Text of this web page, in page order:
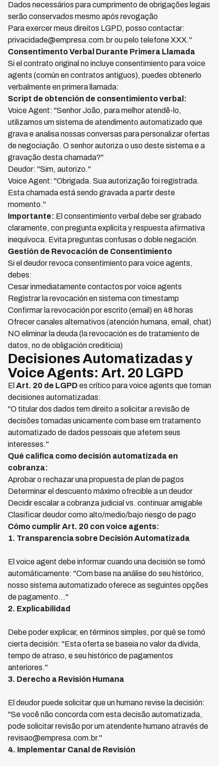
Dados necessários para cumprimento de obrigações legais
serão conservados mesmo após revogação
Para exercer meus direitos LGPD, posso contactar:
privacidade@empresa.com.br ou pelo telefone XXX."
Consentimento Verbal Durante Primera Llamada
Si el contrato original no incluye consentimiento para voice
agents (común en contratos antiguos), puedes obtenerlo
verbalmente en primera llamada:
Script de obtención de consentimiento verbal:
Voice Agent: "Senhor João, para melhor atendê-lo,
utilizamos um sistema de atendimento automatizado que
grava e analisa nossas conversas para personalizar ofertas
de negociação. O senhor autoriza o uso deste sistema e a
gravação desta chamada?"
Deudor: "Sim, autorizo."
Voice Agent: "Obrigada. Sua autorização foi registrada.
Esta chamada está sendo gravada a partir deste
momento."
Importante: El consentimiento verbal debe ser grabado
claramente, con pregunta explícita y respuesta afirmativa
inequívoca. Evita preguntas confusas o doble negación.
Gestión de Revocación de Consentimiento
Si el deudor revoca consentimiento para voice agents,
debes:
Cesar inmediatamente contactos por voice agents
Registrar la revocación en sistema con timestamp
Confirmar la revocación por escrito (email) en 48 horas
Ofrecer canales alternativos (atención humana, email, chat)
NO eliminar la deuda (la revocación es de tratamiento de
datos, no de obligación crediticia)
Decisiones Automatizadas y
Voice Agents: Art. 20 LGPD
El Art. 20 de LGPD es crítico para voice agents que toman
decisiones automatizadas:
"O titular dos dados tem direito a solicitar a revisão de
decisões tomadas unicamente com base em tratamento
automatizado de dados pessoais que afetem seus
interesses."
Qué califica como decisión automatizada en
cobranza:
Aprobar o rechazar una propuesta de plan de pagos
Determinar el descuento máximo ofrecible a un deudor
Decidir escalar a cobranza judicial vs. continuar amigable
Clasificar deudor como alto/medio/bajo riesgo de pago
Cómo cumplir Art. 20 con voice agents:
1. Transparencia sobre Decisión Automatizada
El voice agent debe informar cuando una decisión se tomó
automáticamente: "Com base na análise do seu histórico,
nosso sistema automatizado oferece as seguintes opções
de pagamento..."
2. Explicabilidad
Debe poder explicar, en términos simples, por qué se tomó
cierta decisión: "Esta oferta se baseia no valor da dívida,
tempo de atraso, e seu histórico de pagamentos
anteriores."
3. Derecho a Revisión Humana
El deudor puede solicitar que un humano revise la decisión:
"Se você não concorda com esta decisão automatizada,
pode solicitar revisão por um atendente humano através de
revisao@empresa.com.br."
4. Implementar Canal de Revisión